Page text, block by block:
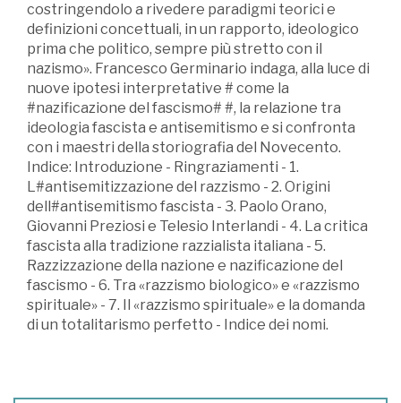
costringendolo a rivedere paradigmi teorici e
definizioni concettuali, in un rapporto, ideologico
prima che politico, sempre più stretto con il
nazismo». Francesco Germinario indaga, alla luce di
nuove ipotesi interpretative # come la
#nazificazione del fascismo# #, la relazione tra
ideologia fascista e antisemitismo e si confronta
con i maestri della storiografia del Novecento.
Indice: Introduzione - Ringraziamenti - 1.
L#antisemitizzazione del razzismo - 2. Origini
dell#antisemitismo fascista - 3. Paolo Orano,
Giovanni Preziosi e Telesio Interlandi - 4. La critica
fascista alla tradizione razzialista italiana - 5.
Razzizzazione della nazione e nazificazione del
fascismo - 6. Tra «razzismo biologico» e «razzismo
spirituale» - 7. Il «razzismo spirituale» e la domanda
di un totalitarismo perfetto - Indice dei nomi.